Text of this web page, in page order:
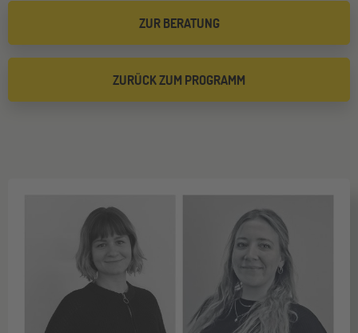
ZUR BERATUNG
ZURÜCK ZUM PROGRAMM